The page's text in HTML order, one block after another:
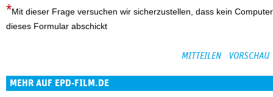
Mit dieser Frage versuchen wir sicherzustellen, dass kein Computer
dieses Formular abschickt
MEHR AUF EPD-FILM.DE